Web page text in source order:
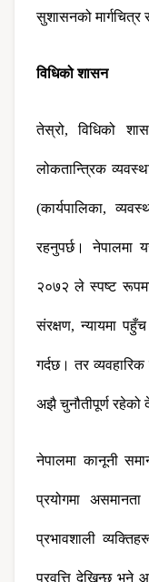
सुशासनको
विधिको शासन
तेस्रो, विधिको
लोकतान्त्रिक
(कार्यपालिका,
रहनुपर्छ। नेपालमा
२०७२ ले स्पष्ट
संरक्षण, न्यायमा
गर्दछ। तर व्यवहारिक
अझै चुनौतीपूर्ण रहेको
नेपालमा कानूनी
प्रयोगमा
प्रभावशाली
प्रवृत्ति देखिन्छ भने